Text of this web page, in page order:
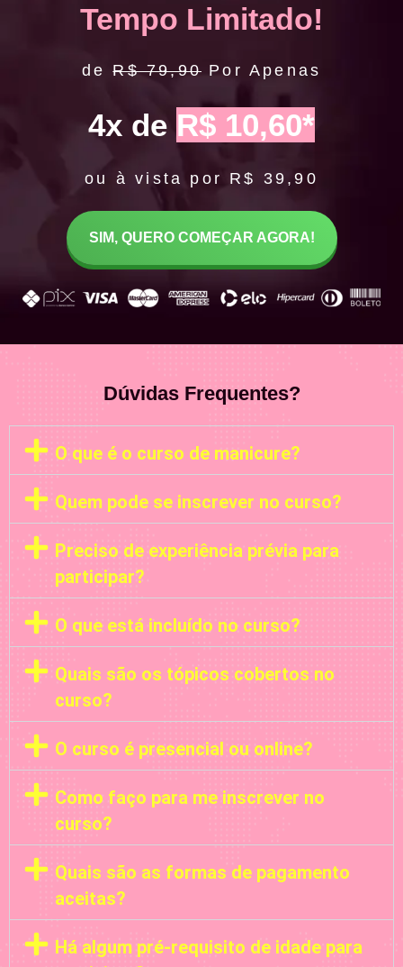
Tempo Limitado!
deR$ 79,90 Por Apenas
4x de R$ 10,60*
ou à vista por R$ 39,90
SIM, QUERO COMEÇAR AGORA!
Dúvidas Frequentes?
O que é o curso de manicure?
Quem pode se inscrever no curso?
Preciso de experiência prévia para
participar?
O que está incluído no curso?
Quais são os tópicos cobertos no
curso?
O curso é presencial ou online?
Como faço para me inscrever no
curso?
Quais são as formas de pagamento
aceitas?
Há algum pré-requisito de idade para